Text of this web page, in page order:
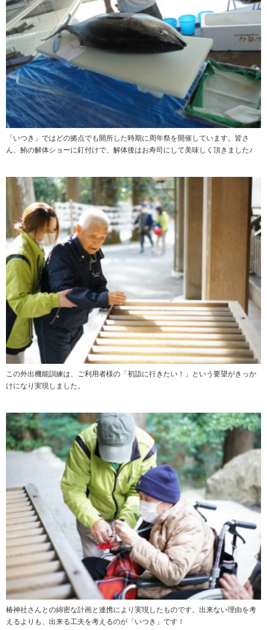
「いつき」ではどの拠点でも開所した時期に周年祭を開催しています。皆さ
ん、鮪の解体ショーに釘付けで、解体後はお寿司にして美味しく頂きました♪
この外出機能訓練は、ご利用者様の「初詣に行きたい！」という要望がきっか
けになり実現しました。
椿神社さんとの綿密な計画と連携により実現したものです。出来ない理由を考
えるよりも、出来る工夫を考えるのが「いつき」です！